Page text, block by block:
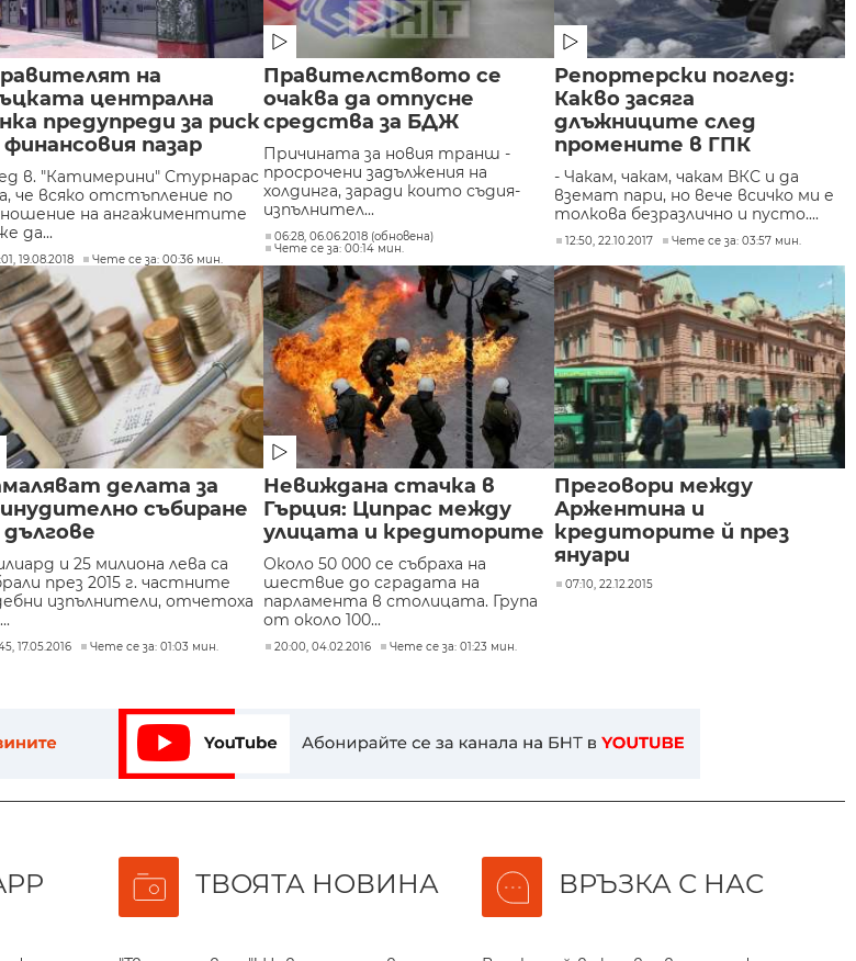
на
централна
предупреди за риск
финансовия пазар
в. "Катимерини" Стурнарас
че всяко отстъпление по
на ангажиментите
да...
19.08.2018 Чете се за: 00:36 мин.
Правителството се
очаква да отпусне
средства за БДЖ
Причината за новия транш -
просрочени задължения на
холдинга, заради които съдия-
изпълнител...
06:28, 06.06.2018 (обновена)
Чете се за: 00:14 мин.
Репортерски поглед:
Какво засяга
длъжниците след
промените в ГПК
- Чакам, чакам, чакам ВКС и да
вземат пари, но вече всичко ми е
толкова безразлично и пусто....
12:50, 22.10.2017 Чете се за: 03:57 мин.
делата за
събиране
дългове
и 25 милиона лева са
през 2015 г. частните
изпълнители, отчетоха
17.05.2016 Чете се за: 01:03 мин.
Невиждана стачка в
Гърция: Ципрас между
улицата и кредиторите
Около 50 000 се събраха на
шествие до сградата на
парламента в столицата. Група
от около 100...
20:00, 04.02.2016 Чете се за: 01:23 мин.
Преговори между
Аржентина и
кредиторите й през
януари
07:10, 22.12.2015
ТВОЯТА НОВИНА ВРЪЗКА С НАС